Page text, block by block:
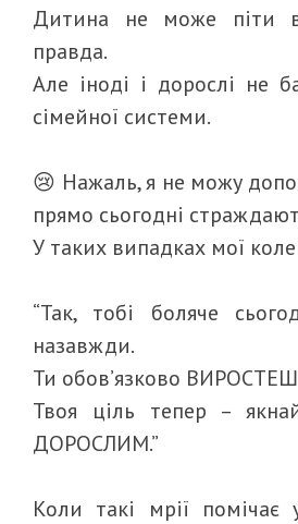
Дитина не може піти
правда.
Але іноді і дорослі не
сімейної системи.
😢 Нажаль, я не можу
прямо сьогодні
У таких випадках мої
“Так, тобі боляче
назавжди.
Ти обов’язково
Твоя ціль тепер –
ДОРОСЛИМ.”
Коли такі мрії помічає